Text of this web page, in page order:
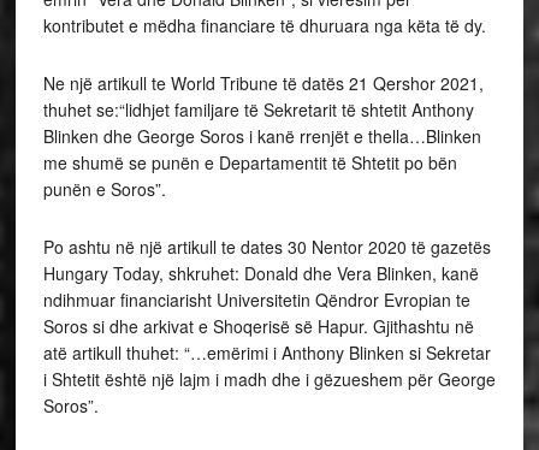
kontributet e mëdha financiare të dhuruara nga këta të dy.
Ne një artikull te World Tribune të datës 21 Qershor 2021,
thuhet se:“lidhjet familjare të Sekretarit të shtetit Anthony
Blinken dhe George Soros i kanë rrenjët e thella…Blinken
me shumë se punën e Departamentit të Shtetit po bën
punën e Soros”.
Po ashtu në një artikull te dates 30 Nentor 2020 të gazetës
Hungary Today, shkruhet: Donald dhe Vera Blinken, kanë
ndihmuar financiarisht Universitetin Qëndror Evropian te
Soros si dhe arkivat e Shoqerisë së Hapur. Gjithashtu në
atë artikull thuhet: “…emërimi i Anthony Blinken si Sekretar
i Shtetit është një lajm i madh dhe i gëzueshem për George
Soros”.